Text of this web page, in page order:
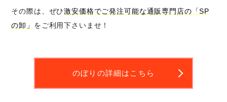
その際は、ぜひ激安価格でご発注可能な通販専門店の「SP
の卸」 をご利用下さいませ！
のぼりの詳細はこちら